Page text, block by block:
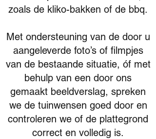
zoals de kliko-bakken of de bbq.
Met ondersteuning van de door u
aangeleverde foto’s of filmpjes
van de bestaande situatie, óf met
behulp van een door ons
gemaakt beeldverslag, spreken
we de tuinwensen goed door en
controleren we of de plattegrond
correct en volledig is.